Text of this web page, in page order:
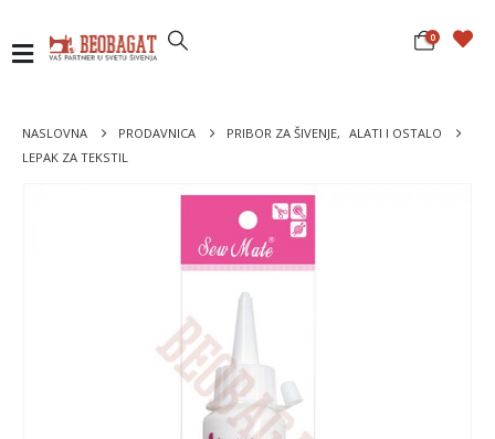
0
NASLOVNA PRODAVNICA PRIBOR ZA ŠIVENJE, ALATI I OSTALO
LEPAK ZA TEKSTIL